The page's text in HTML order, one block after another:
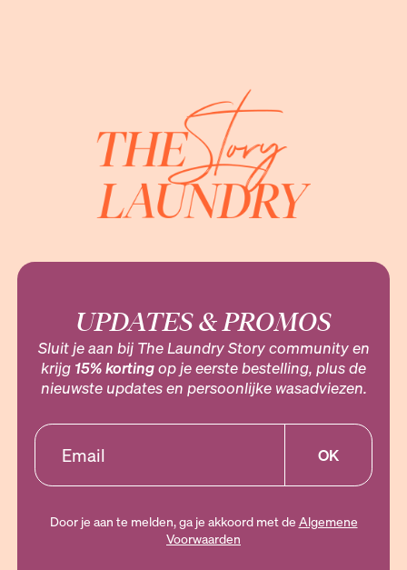
UPDATES & PROMOS
Sluit je aan bij The Laundry Story community en
krijg 15% kortingop je eerste bestelling, plus de
nieuwste updates en persoonlijke wasadviezen.
OK
Door je aan te melden, ga je akkoord met de Algemene
Voorwaarden